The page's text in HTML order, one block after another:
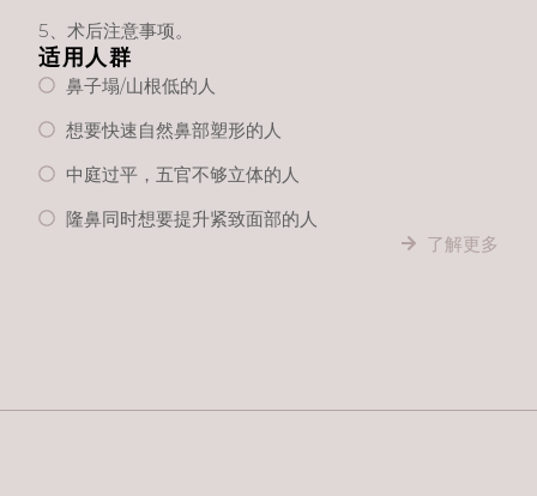
5、术后注意事项。
适用人群
鼻子塌/山根低的人
想要快速自然鼻部塑形的人
中庭过平，五官不够立体的人
隆鼻同时想要提升紧致面部的人
了解更多